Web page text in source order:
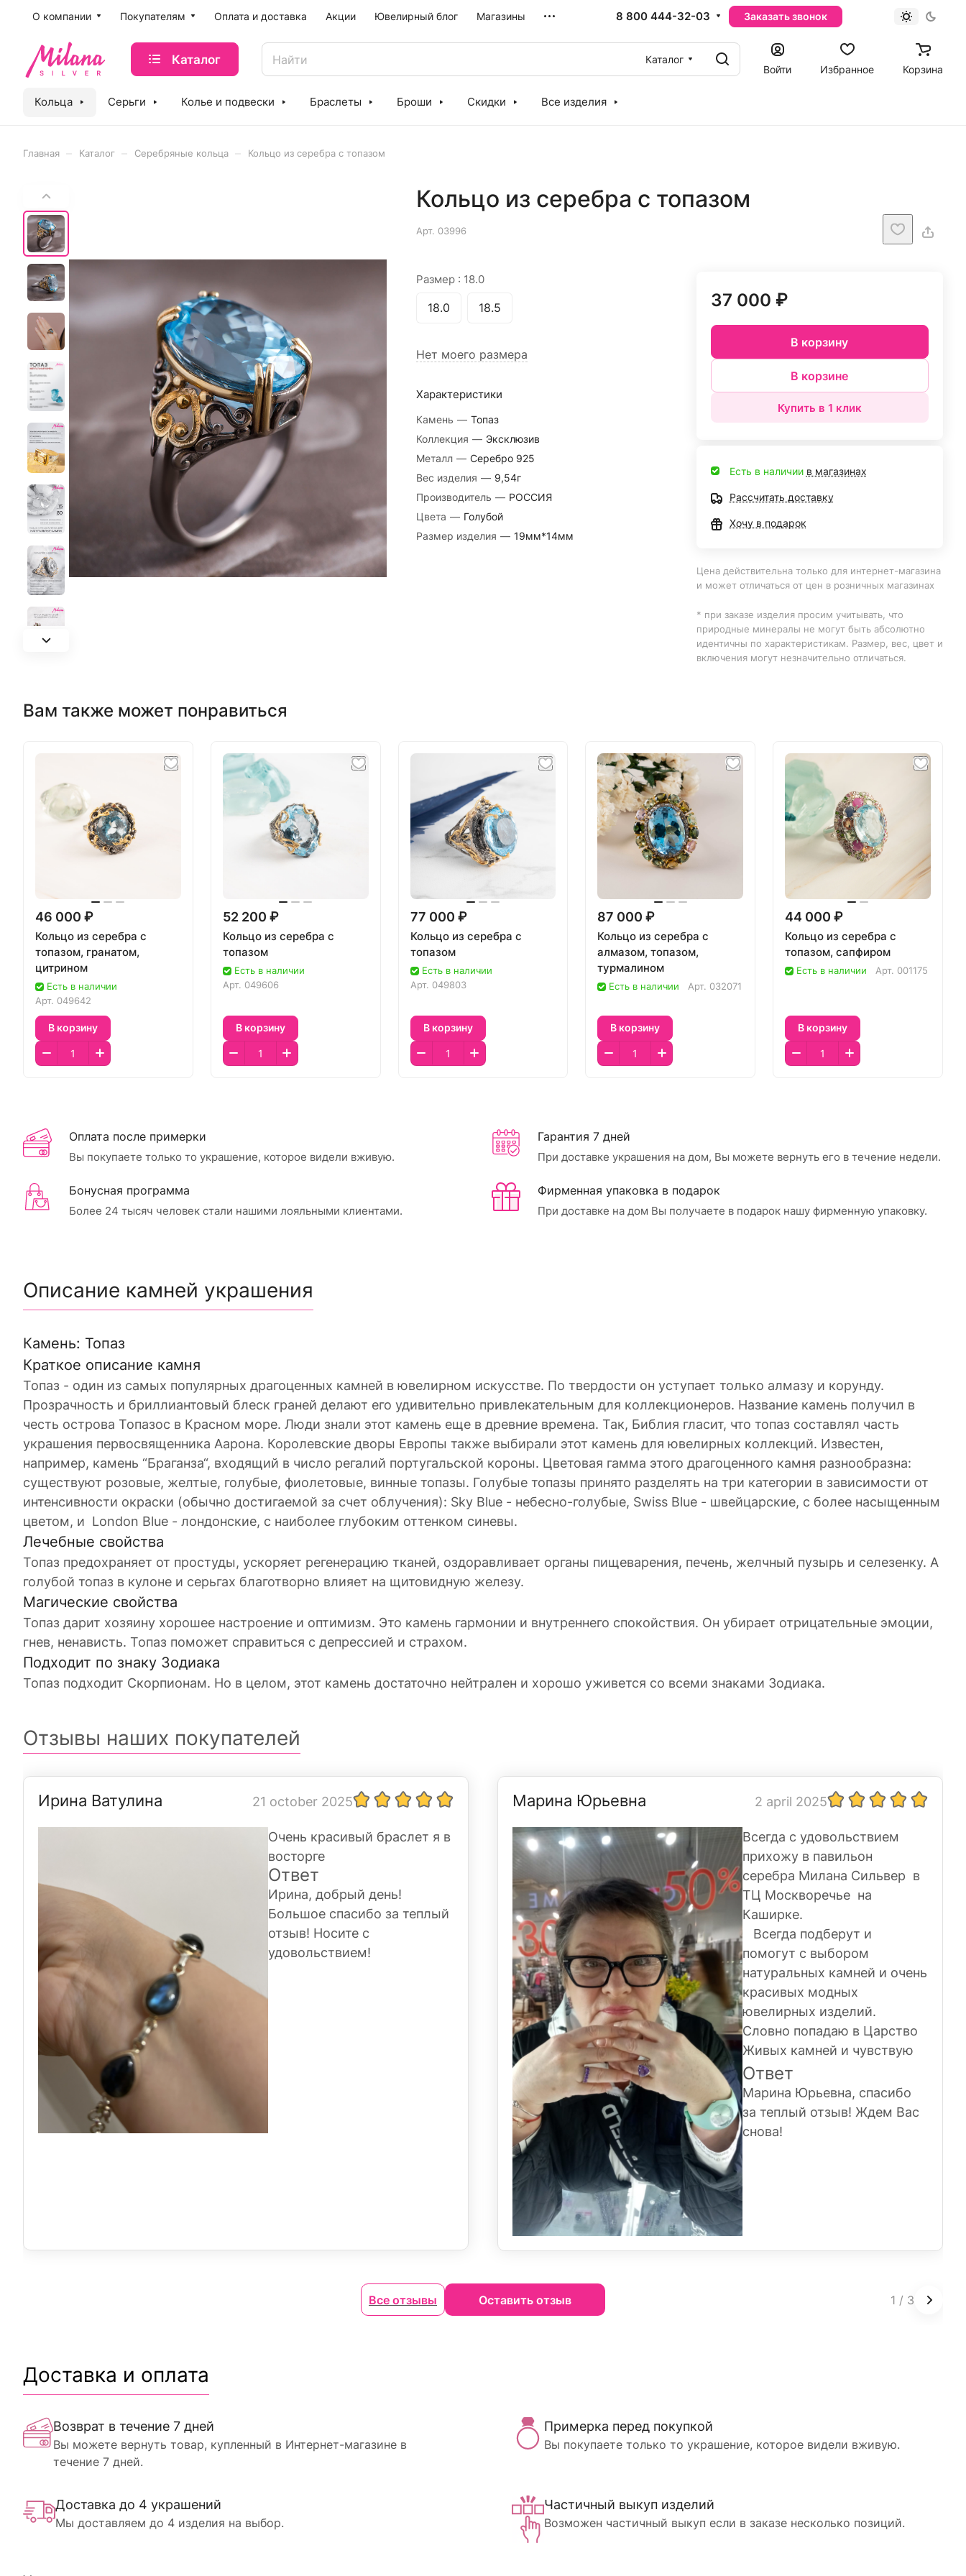
O компании Покупателям Оплата и доставка Акции Ювелирный блог Магазины 8 800 444-32-03 Заказать звонок
Каталог
Каталог
Войти
Избранное Корзина
Кольца Серьги Колье и подвески Браслеты Броши Скидки Все изделия
Главная Каталог Серебряные кольца Кольцо из серебра с топазом
Кольцо из серебра с топазом
Арт. 03996
Размер : 18.0
18.0 18.5
Нет моего размера
Характеристики
Камень — Топаз
Коллекция — Эксклюзив
Металл — Серебро 925
Вес изделия — 9,54г
Производитель — РОССИЯ
Цвета — Голубой
Размер изделия — 19мм*14мм
37 000 ₽
В корзину
В корзине
Купить в 1 клик
Есть в наличии в магазинах
Рассчитать доставку
Хочу в подарок
Цена действительна только для интернет-магазина
и может отличаться от цен в розничных магазинах
* при заказе изделия просим учитывать, что
природные минералы не могут быть абсолютно
идентичны по характеристикам. Размер, вес, цвет и
включения могут незначительно отличаться.
Вам также может понравиться
46 000 ₽
Кольцо из серебра с
топазом, гранатом,
цитрином
Есть в наличии
Арт. 049642
В корзину
52 200 ₽
Кольцо из серебра с
топазом
Есть в наличии
Арт. 049606
В корзину
77 000 ₽
Кольцо из серебра с
топазом
Есть в наличии
Арт. 049803
В корзину
87 000 ₽
Кольцо из серебра с
алмазом, топазом,
турмалином
Есть в наличии Арт. 032071
В корзину
44 000 ₽
Кольцо из серебра с
топазом, сапфиром
Есть в наличии Арт. 001175
В корзину
Оплата после примерки
Вы покупаете только то украшение, которое видели вживую.
Гарантия 7 дней
При доставке украшения на дом, Вы можете вернуть его в течение недели.
Бонусная программа
Более 24 тысяч человек стали нашими лояльными клиентами.
Фирменная упаковка в подарок
При доставке на дом Вы получаете в подарок нашу фирменную упаковку.
Описание камней украшения
Камень: Топаз
Краткое описание камня
Топаз - один из самых популярных драгоценных камней в ювелирном искусстве. По твердости он уступает только алмазу и корунду.
Прозрачность и бриллиантовый блеск граней делают его удивительно привлекательным для коллекционеров. Название камень получил в
честь острова Топазос в Красном море. Люди знали этот камень еще в древние времена. Так, Библия гласит, что топаз составлял часть
украшения первосвященника Аарона. Королевские дворы Европы также выбирали этот камень для ювелирных коллекций. Известен,
например, камень “Браганза“, входящий в число регалий португальской короны. Цветовая гамма этого драгоценного камня разнообразна:
существуют розовые, желтые, голубые, фиолетовые, винные топазы. Голубые топазы принято разделять на три категории в зависимости от
интенсивности окраски (обычно достигаемой за счет облучения): Sky Blue - небесно-голубые, Swiss Blue - швейцарские, с более насыщенным
цветом, и London Blue - лондонские, с наиболее глубоким оттенком синевы.
Лечебные свойства
Топаз предохраняет от простуды, ускоряет регенерацию тканей, оздоравливает органы пищеварения, печень, желчный пузырь и селезенку. А
голубой топаз в кулоне и серьгах благотворно влияет на щитовидную железу.
Магические свойства
Топаз дарит хозяину хорошее настроение и оптимизм. Это камень гармонии и внутреннего спокойствия. Он убирает отрицательные эмоции,
гнев, ненависть. Топаз поможет справиться с депрессией и страхом.
Подходит по знаку Зодиака
Топаз подходит Скорпионам. Но в целом, этот камень достаточно нейтрален и хорошо уживется со всеми знаками Зодиака.
Отзывы наших покупателей
Ирина Ватулина 21 october 2025
Очень красивый браслет я в
восторге
Ответ
Ирина, добрый день!
Большое спасибо за теплый
отзыв! Носите с
удовольствием!
Марина Юрьевна 2 april 2025
Всегда с удовольствием
прихожу в павильон
серебра Милана Сильвер в
ТЦ Москворечье на
Каширке.
Всегда подберут и
помогут с выбором
натуральных камней и очень
красивых модных
ювелирных изделий.
Словно попадаю в Царство
Живых камней и чувствую
себя в этих украшениях
Хозяйкой Медной горы.
Спасибо Вам за то, что Вы
есть и даёте ощущение
Ответ
Марина Юрьевна, спасибо
за теплый отзыв! Ждем Вас
снова!
1 / 3
Все отзывы Оставить отзыв
Доставка и оплата
Возврат в течение 7 дней
Вы можете вернуть товар, купленный в Интернет-магазине в
течение 7 дней.
Примерка перед покупкой
Вы покупаете только то украшение, которое видели вживую.
Доставка до 4 украшений
Мы доставляем до 4 изделия на выбор.
Частичный выкуп изделий
Возможен частичный выкуп если в заказе несколько позиций.